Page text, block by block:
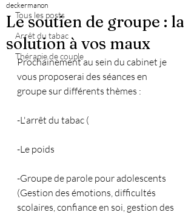
Tous les posts
Arrêt du tabac
Thérapie de couple
Le soutien de groupe : la
solution à vos maux
deckermanon
Prochainement au sein du cabinet je
vous proposerai des séances en
groupe sur différents thèmes :
-L'arrêt du tabac (
-Le poids
-Groupe de parole pour adolescents
(Gestion des émotions, difficultés
scolaires, confiance en soi, gestion des